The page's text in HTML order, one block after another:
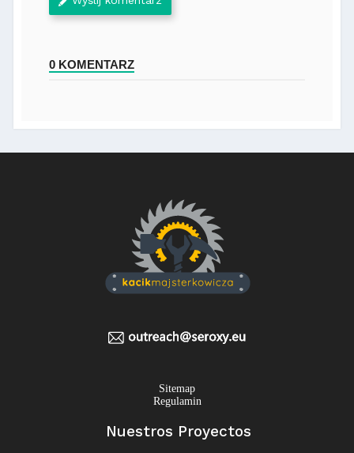
0 KOMENTARZ
Sitemap
Regulamin
Nuestros Proyectos